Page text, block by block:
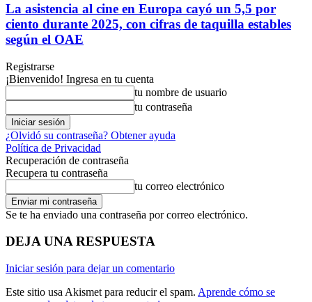
La asistencia al cine en Europa cayó un 5,5 por
ciento durante 2025, con cifras de taquilla estables
según el OAE
Registrarse
¡Bienvenido! Ingresa en tu cuenta
tu nombre de usuario
tu contraseña
¿Olvidó su contraseña? Obtener ayuda
Política de Privacidad
Recuperación de contraseña
Recupera tu contraseña
tu correo electrónico
Se te ha enviado una contraseña por correo electrónico.
DEJA UNA RESPUESTA
Iniciar sesión para dejar un comentario
Este sitio usa Akismet para reducir el spam. Aprende cómo se